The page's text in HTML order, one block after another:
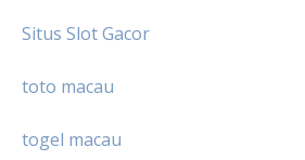
Situs Slot Gacor
toto macau
togel macau